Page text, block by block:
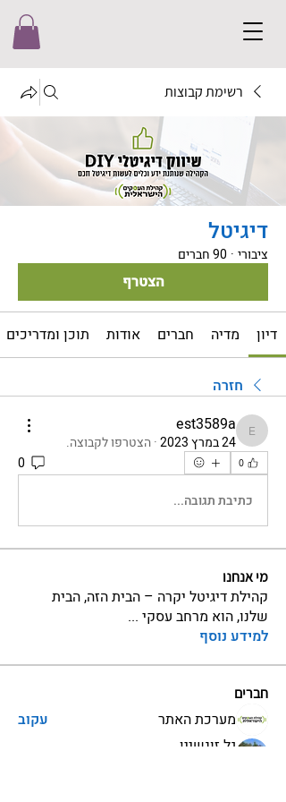
רשימת קבוצות
דיגיטל
ציבורי · 90 חברים
הצטרף
דיון מדיה חברים אודות תוכן ומדריכים
חזרה
est3589a
est3589a
24 במרץ 2023 ·הצטרפו לקבוצה.
0
0
כתיבת תגובה...
מי אנחנו
קהילת דיגיטל יקרה – הבית הזה, הבית
שלנו, הוא מרחב עסקי ...
למידע נוסף
חברים
מערכת האתר
עקוב
גל זונשיין